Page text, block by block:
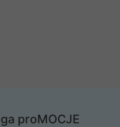
proMOCJE